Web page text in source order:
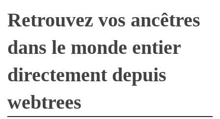
Retrouvez vos ancêtres
dans le monde entier
directement depuis
webtrees